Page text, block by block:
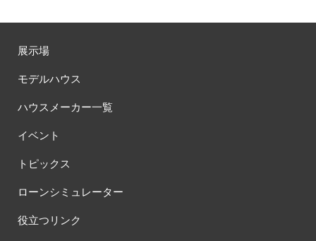
展示場
モデルハウス
ハウスメーカー一覧
イベント
トピックス
ローンシミュレーター
役立つリンク